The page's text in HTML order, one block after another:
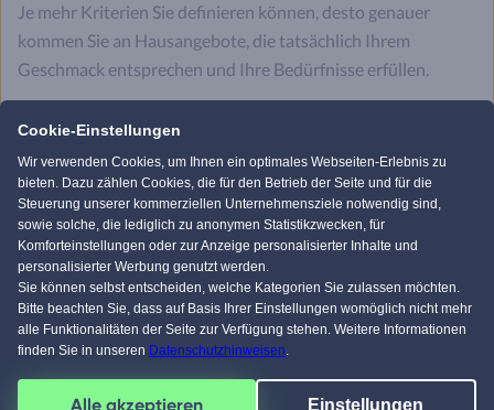
Je mehr Kriterien Sie definieren können, desto genauer
kommen Sie an Hausangebote, die tatsächlich Ihrem
Geschmack entsprechen und Ihre Bedürfnisse erfüllen.
Ein zu frühzeitiges Einschränken, beispielsweise bei der
Bauweise, kann Ihnen hingegen ebenso tolle Objekte
verwehren. Daher empfehlen wir Ihnen, gerade auch einmal
Fertighäuser mit Massivhäusern zu vergleichen. Heutzutage
gibt es rein qualitativ kaum noch Unterschiede zwischen
diesen Bauweisen. Und preislich finden sich bei beiden
sowohl günstige, als auch sehr luxuriöse Eigenheime.
Unser Hausbau-Assistent bringt Sie
noch schneller ans Ziel
Cookie-Einstellungen
Wir verwenden Cookies, um Ihnen ein optimales Webseiten-Erlebnis zu
bieten. Dazu zählen Cookies, die für den Betrieb der Seite und für die
Steuerung unserer kommerziellen Unternehmensziele notwendig sind,
sowie solche, die lediglich zu anonymen Statistikzwecken, für
Komforteinstellungen oder zur Anzeige personalisierter Inhalte und
personalisierter Werbung genutzt werden.
Sie können selbst entscheiden, welche Kategorien Sie zulassen möchten.
Bitte beachten Sie, dass auf Basis Ihrer Einstellungen womöglich nicht mehr
alle Funktionalitäten der Seite zur Verfügung stehen. Weitere Informationen
finden Sie in unseren Datenschutzhinweisen.
Alle akzeptieren Einstellungen